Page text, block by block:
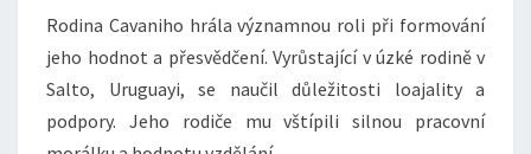
Rodina Cavaniho hrála významnou roli při formování
jeho hodnot a přesvědčení. Vyrůstající v úzké rodině v
Salto, Uruguayi, se naučil důležitosti loajality a
podpory. Jeho rodiče mu vštípili silnou pracovní